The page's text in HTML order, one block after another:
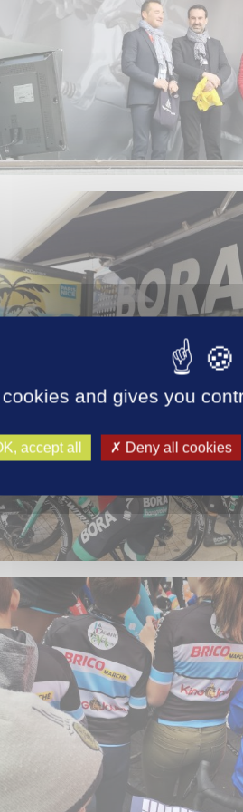
and gives you
accept all Deny all cookies